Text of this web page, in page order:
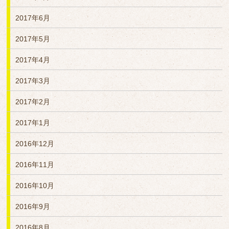
2017年6月
2017年5月
2017年4月
2017年3月
2017年2月
2017年1月
2016年12月
2016年11月
2016年10月
2016年9月